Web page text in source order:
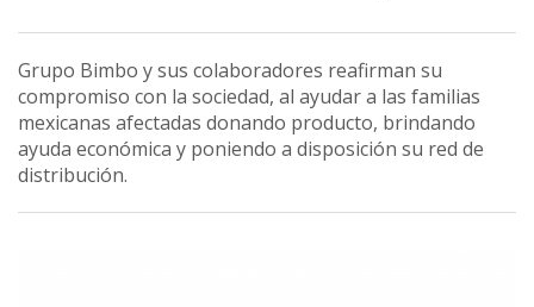
Grupo Bimbo y sus colaboradores reafirman su
compromiso con la sociedad, al ayudar a las familias
mexicanas afectadas donando producto, brindando
ayuda económica y poniendo a disposición su red de
distribución.